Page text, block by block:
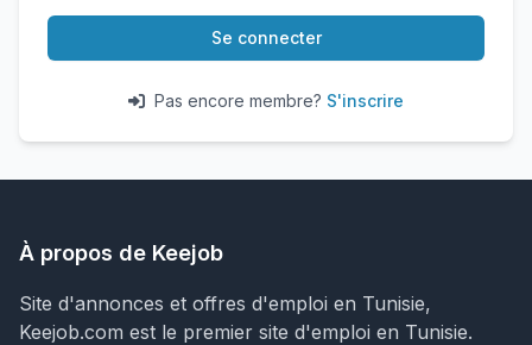
Se connecter
Pas encore membre? S'inscrire
À propos de Keejob
Site d'annonces et offres d'emploi en Tunisie,
Keejob.com est le premier site d'emploi en Tunisie.